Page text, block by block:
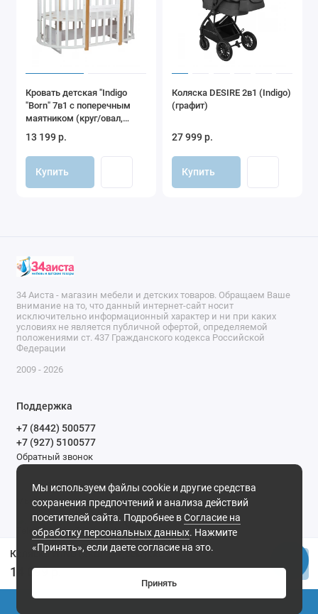
0
Коляска WIND (2кол.(17,8см)2кол.(25,4см))(Indigo) (розовый)
14 099 р.
Кровать детская "Indigo
"Born" 7в1 с поперечным
маятником (круг/овал,
массив (белый-
натуральный NEW)
13 199 р.
Купить
Коляска DESIRE 2в1 (Indigo)
(графит)
27 999 р.
Купить
Мы используем файлы cookie и другие средства
сохранения предпочтений и анализа действий
посетителей сайта. Подробнее вСогласие на
обработку персональных данных. Нажмите
«Принять», если даете согласие на это.
Принять
34 Аиста - магазин мебели и детских товаров. Обращаем Ваше
внимание на то, что данный интернет-сайт носит
исключительно информационный характер и ни при каких
условиях не является публичной офертой, определяемой
положениями ст. 437 Гражданского кодекса Российской
Федерации
2009 - 2026
Поддержка
+7 (8442) 500577
+7 (927) 5100577
Обратный звонок
Мы в сети